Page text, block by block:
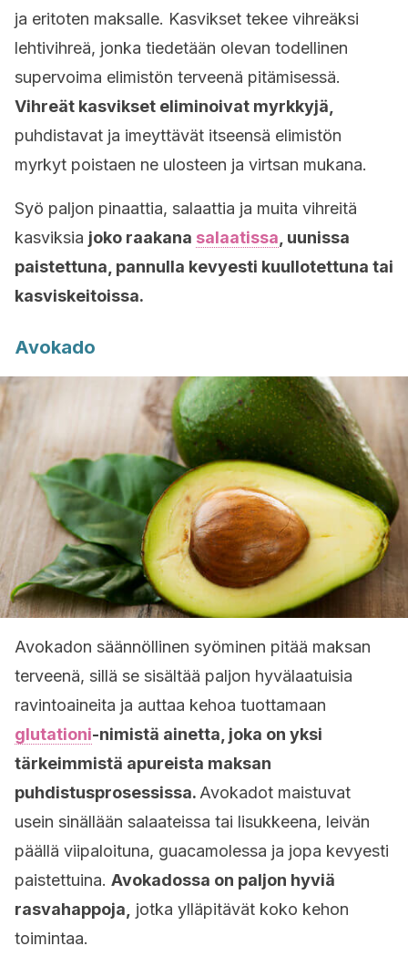
ja eritoten maksalle. Kasvikset tekee vihreäksi
lehtivihreä, jonka tiedetään olevan todellinen
supervoima elimistön terveenä pitämisessä.
Vihreät kasvikset eliminoivat myrkkyjä,
puhdistavat ja imeyttävät itseensä elimistön
myrkyt poistaen ne ulosteen ja virtsan mukana.
Syö paljon pinaattia, salaattia ja muita vihreitä
kasviksia joko raakana salaatissa , uunissa
paistettuna, pannulla kevyesti kuullotettuna tai
kasviskeitoissa.
Avokado
Avokadon säännöllinen syöminen pitää maksan
terveenä, sillä se sisältää paljon hyvälaatuisia
ravintoaineita ja auttaa kehoa tuottamaan
glutationi-nimistä ainetta, joka on yksi
tärkeimmistä apureista maksan
puhdistusprosessissa. Avokadot maistuvat
usein sinällään salaateissa tai lisukkeena, leivän
päällä viipaloituna, guacamolessa ja jopa kevyesti
paistettuina. Avokadossa on paljon hyviä
rasvahappoja,
jotka ylläpitävät koko kehon
toimintaa.